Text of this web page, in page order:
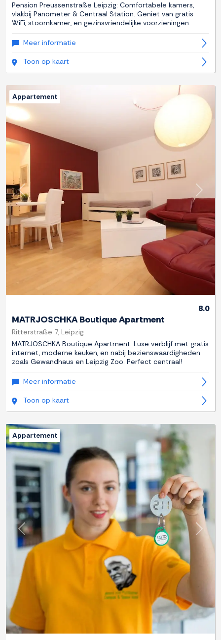
Pension Preussenstraße Leipzig: Comfortabele kamers,
vlakbij Panometer & Centraal Station. Geniet van gratis
WiFi, stoomkamer, en gezinsvriendelijke voorzieningen.
Meer informatie
Toon op kaart
Previous Next
Appartement
8.0
MATRJOSCHKA Boutique Apartment
Ritterstraße 7, Leipzig
MATRJOSCHKA Boutique Apartment: Luxe verblijf met gratis
internet, moderne keuken, en nabij bezienswaardigheden
zoals Gewandhaus en Leipzig Zoo. Perfect centraal!
Meer informatie
Toon op kaart
Previous Next
Appartement